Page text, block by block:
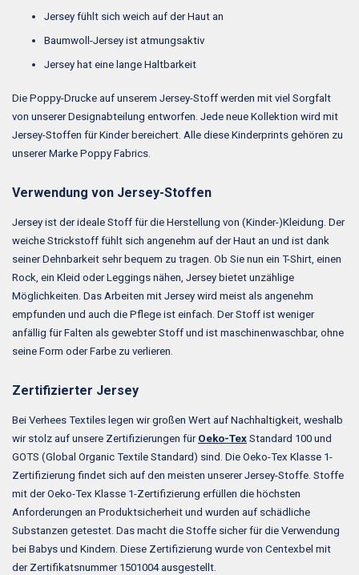
Jersey fühlt sich weich auf der Haut an
Baumwoll-Jersey ist atmungsaktiv
Jersey hat eine lange Haltbarkeit
Die Poppy-Drucke auf unserem Jersey-Stoff werden mit viel Sorgfalt
von unserer Designabteilung entworfen. Jede neue Kollektion wird mit
Jersey-Stoffen für Kinder bereichert. Alle diese Kinderprints gehören zu
unserer Marke Poppy Fabrics.
Verwendung von Jersey-Stoffen
Jersey ist der ideale Stoff für die Herstellung von (Kinder-)Kleidung. Der
weiche Strickstoff fühlt sich angenehm auf der Haut an und ist dank
seiner Dehnbarkeit sehr bequem zu tragen. Ob Sie nun ein T-Shirt, einen
Rock, ein Kleid oder Leggings nähen, Jersey bietet unzählige
Möglichkeiten. Das Arbeiten mit Jersey wird meist als angenehm
empfunden und auch die Pflege ist einfach. Der Stoff ist weniger
anfällig für Falten als gewebter Stoff und ist maschinenwaschbar, ohne
seine Form oder Farbe zu verlieren.
Zertifizierter Jersey
Bei Verhees Textiles legen wir großen Wert auf Nachhaltigkeit, weshalb
wir stolz auf unsere Zertifizierungen für Oeko-Tex Standard 100 und
GOTS (Global Organic Textile Standard) sind. Die Oeko-Tex Klasse 1-
Zertifizierung findet sich auf den meisten unserer Jersey-Stoffe. Stoffe
mit der Oeko-Tex Klasse 1-Zertifizierung erfüllen die höchsten
Anforderungen an Produktsicherheit und wurden auf schädliche
Substanzen getestet. Das macht die Stoffe sicher für die Verwendung
bei Babys und Kindern. Diese Zertifizierung wurde von Centexbel mit
der Zertifikatsnummer 1501004 ausgestellt.